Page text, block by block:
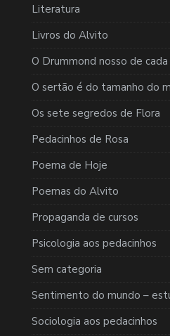
Literatura
Livros do Alvito
O Drummond nosso de cada
O sertão é do tamanho do
Os sete segredos de Flora
Pedacinhos de Rosa
Poema de Hoje
Poemas do Alvito
Propaganda de cursos
Psicologia aos pedacinhos
Sem categoria
Sentimento do mundo –
Sociologia aos pedacinhos